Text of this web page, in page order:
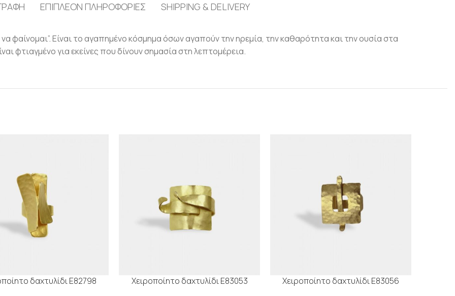
ΕΠΙΠΛΈΟΝ ΠΛΗΡΟΦΟΡΊΕΣ SHIPPING & DELIVERY
να φαίνομαι”. Είναι το αγαπημένο κόσμημα όσων αγαπούν την ηρεμία, την καθαρότητα και την ουσία στα
φτιαγμένο για εκείνες που δίνουν σημασία στη λεπτομέρεια.
δαχτυλίδι Ε82798
Χειροποίητο δαχτυλίδι Ε83053
Χειροποίητο δαχτυλίδι Ε83056